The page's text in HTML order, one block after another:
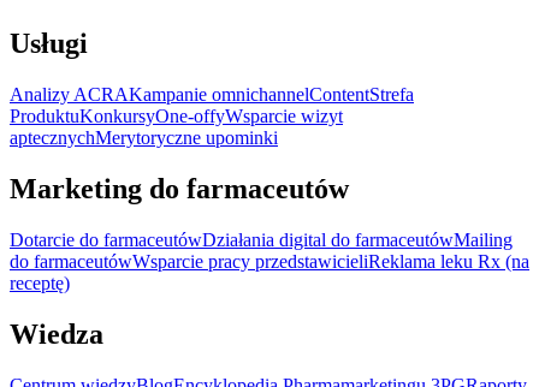
Usługi
Analizy ACRAKampanie omnichannelContentStrefa
ProduktuKonkursyOne-offyWsparcie wizyt
aptecznychMerytoryczne upominki
Marketing do farmaceutów
Dotarcie do farmaceutówDziałania digital do farmaceutówMailing
do farmaceutówWsparcie pracy przedstawicieliReklama leku Rx (na
receptę)
Wiedza